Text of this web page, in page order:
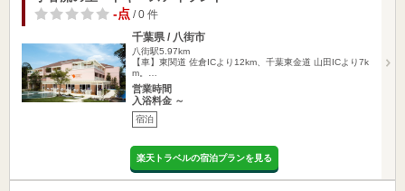
-点 / 0 件
千葉県 / 八街市
八街駅5.97km
【車】東関道 佐倉ICより12km、千葉東金道 山田ICより7k
m。…
営業時間
入浴料金 ～
宿泊
楽天トラベルの宿泊プランを見る